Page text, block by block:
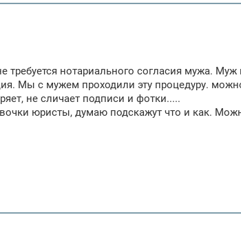
требуется нотариального согласия мужа.
Мы с мужем проходили эту процедуру.
не сличает подписи и фотки.....
юристы, думаю подскажут что и как.